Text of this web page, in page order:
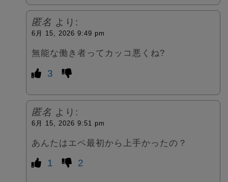
匿名 より:
6月 15, 2026 9:49 pm
無能な働き者ってカッコ悪くね?
3
匿名 より:
6月 15, 2026 9:51 pm
あんたはエペ最初から上手かったの？
1 2